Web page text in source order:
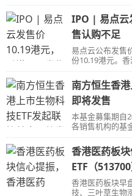
IPO | 易点云
售认购不足
易点云公布发售
份10.19港元。
南方恒生香
即将发售
本基金募集期自
各销售机构的基
香港医药板
ETF（
香港医药板块早
技、三叶草生物